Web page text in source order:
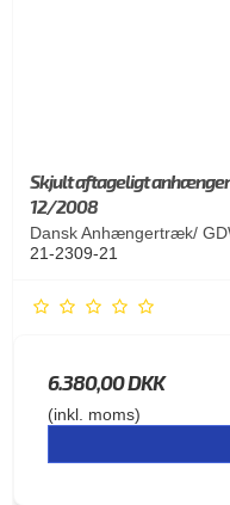
Skjult aftageligt
12/2008
Dansk Anhængertræk/
21-2309-21
6.380,00 DKK
(inkl. moms)